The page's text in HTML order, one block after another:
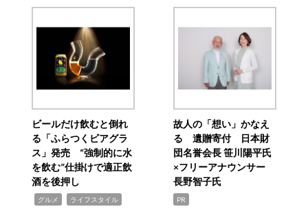
ビールだけ飲むと倒れ
る「ふらつくビアグラ
ス」発売 “強制的に水
を飲む”仕掛けで適正飲
酒を後押し
グルメ ライフスタイル
故人の「想い」かなえ
る 遺贈寄付 日本財
団名誉会長 笹川陽平氏
×フリーアナウンサー
長野智子氏
PR